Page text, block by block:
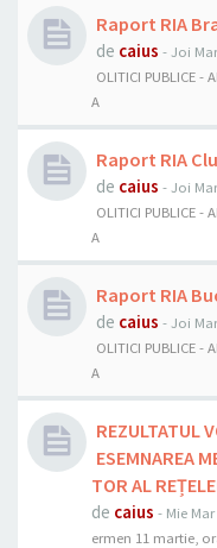
Raport RIA
de caius - Joi
OLITICI PUBLICE -
A
Raport RIA
de caius - Joi
OLITICI PUBLICE -
A
Raport RIA
de caius - Joi
OLITICI PUBLICE -
A
REZULTATUL
ESEMNAREA
TOR AL
de caius - Mie
ermen 11 martie,